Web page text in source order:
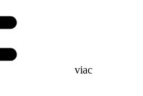
viac